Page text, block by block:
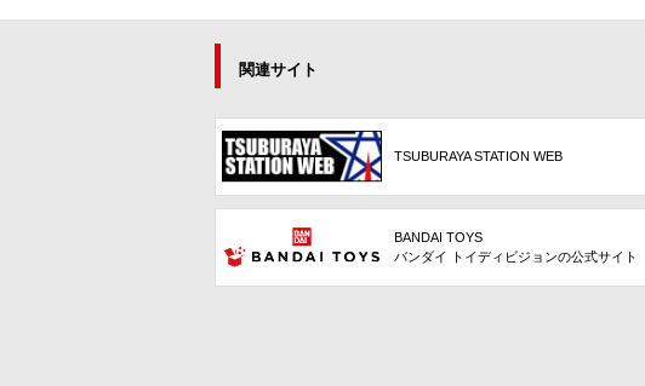
関連サイト
TSUBURAYA STATION WEB
BANDAI TOYS
バンダイ トイディビジョンの公式サイト